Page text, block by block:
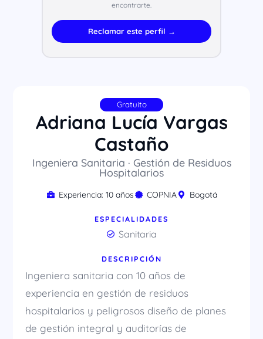
encontrarte.
Reclamar este perfil →
Gratuito
Adriana Lucía Vargas
Castaño
Ingeniera Sanitaria · Gestión de Residuos
Hospitalarios
Experiencia: 10 años COPNIA Bogotá
ESPECIALIDADES
Sanitaria
DESCRIPCIÓN
Ingeniera sanitaria con 10 años de
experiencia en gestión de residuos
hospitalarios y peligrosos diseño de planes
de gestión integral y auditorías de